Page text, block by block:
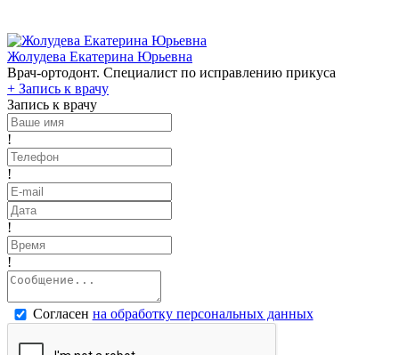
Жолудева Екатерина Юрьевна
Врач-ортодонт. Специалист по исправлению прикуса
+ Запись к врачу
Запись к врачу
!
!
!
!
Согласен на обработку персональных данных